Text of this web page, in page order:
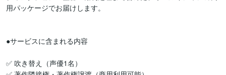
用パッケージでお届けします。
●サービスに含まれる内容
✅ 吹き替え（声優1名）